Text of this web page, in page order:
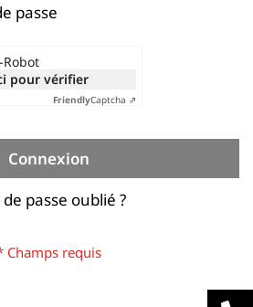
passe
pour vérifier
FriendlyCaptcha ⇗
Connexion
passe oublié ?